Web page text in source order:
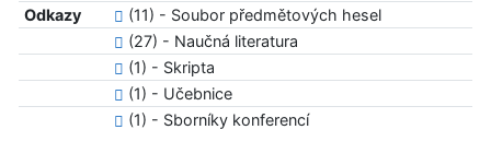
Odkazy
(11) - Soubor předmětových hesel
(27) - Naučná literatura
(1) - Skripta
(1) - Učebnice
(1) - Sborníky konferencí